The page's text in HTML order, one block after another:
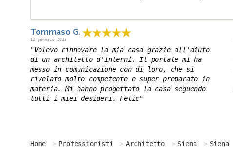
Tommaso G.
12 gennaio 2023
"Volevo rinnovare la mia casa grazie all'aiuto
di un architetto d'interni. Il portale mi ha
messo in comunicazione con di loro, che si
rivelato molto competente e super preparato in
materia. Mi hanno progettato la casa seguendo
tutti i miei desideri. Felic"
Home Professionisti Architetto Siena Siena